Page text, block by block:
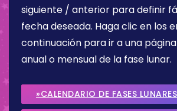
siguiente / anterior para definir
fecha deseada. Haga clic en los
continuación para ir a una
anual o mensual de la fase lunar.
»CALENDARIO DE FASES